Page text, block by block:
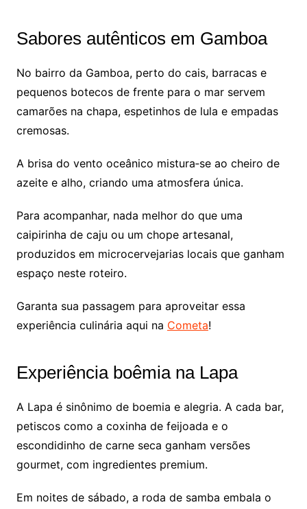
Sabores autênticos em Gamboa
No bairro da Gamboa, perto do cais, barracas e
pequenos botecos de frente para o mar servem
camarões na chapa, espetinhos de lula e empadas
cremosas.
A brisa do vento oceânico mistura‑se ao cheiro de
azeite e alho, criando uma atmosfera única.
Para acompanhar, nada melhor do que uma
caipirinha de caju ou um chope artesanal,
produzidos em microcervejarias locais que ganham
espaço neste roteiro.
Garanta sua passagem para aproveitar essa
experiência culinária aqui na Cometa!
Experiência boêmia na Lapa
A Lapa é sinônimo de boemia e alegria. A cada bar,
petiscos como a coxinha de feijoada e o
escondidinho de carne seca ganham versões
gourmet, com ingredientes premium.
Em noites de sábado, a roda de samba embala o